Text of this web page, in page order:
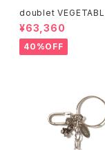
doublet VEGETABLE EMBR
OIDERY WORK
¥63,360
40%OFF